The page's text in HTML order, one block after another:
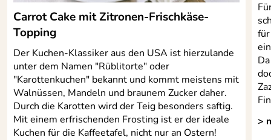
Carrot Cake mit Zitronen-Frischkäse-
Topping
Der Kuchen-Klassiker aus den USA ist hierzulande
unter dem Namen "Rüblitorte" oder
"Karottenkuchen" bekannt und kommt meistens mit
Walnüssen, Mandeln und braunem Zucker daher.
Durch die Karotten wird der Teig besonders saftig.
Mit einem erfrischenden Frosting ist er der ideale
Kuchen für die Kaffeetafel, nicht nur an Ostern!
>